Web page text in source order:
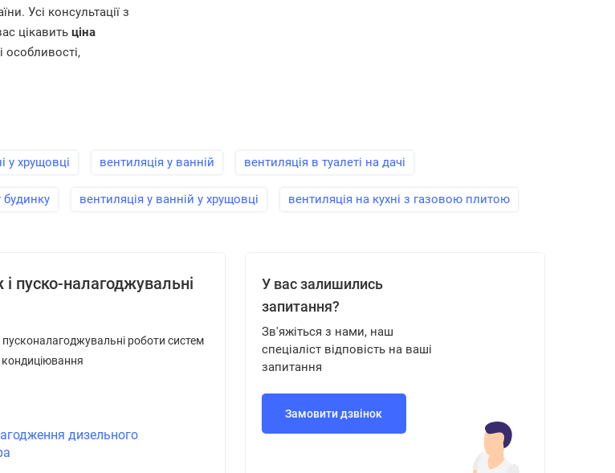
Усі консультації з
цікавить ціна
особливості,
у хрущовці вентиляція у ванній вентиляція в туалеті на дачі
будинку вентиляція у ванній у хрущовці вентиляція на кухні з газовою плитою
пуско-налагоджувальні
роботи систем
кондиціювання
дизельного
У вас залишились
запитання?
Зв'яжіться з нами, наш
спеціаліст відповість на ваші
запитання
Замовити дзвінок